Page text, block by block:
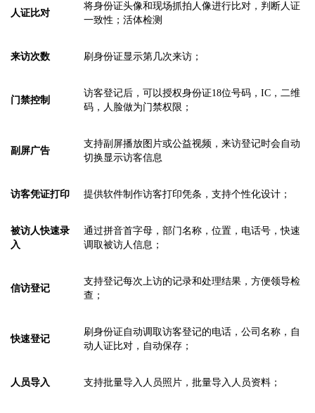
人证比对
将身份证头像和现场抓拍人像进行比对，判断人证
一致性 ；活体检测
来访次数 刷身份证显示第几次来访；
门禁控制
访客登记后，可以授权身份证18位号码，IC，二维
码，人脸做为门禁权限；
副屏广告
支持副屏播放图片或公益视频，来访登记时会自动
切换显示访客信息
访客凭证打印 提供软件制作访客打印凭条，支持个性化设计；
被访人快速录
入
通过拼音首字母，部门名称，位置，电话号，快速
调取被访人信息；
信访登记
支持登记每次上访的记录和处理结果，方便领导检
查；
快速登记
刷身份证自动调取访客登记的电话，公司名称，自
动人证比对，自动保存；
人员导入 支持批量导入人员照片，批量导入人员资料；